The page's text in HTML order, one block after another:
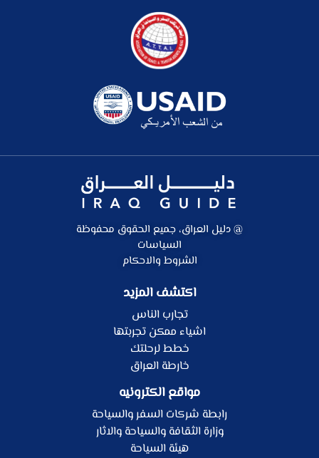
@ دليل العراق، جميع الحقوق محفوظة
السياسات
الشروط والاحكام
اكتشف المزيد
تجارب الناس
اشياء ممكن تجربتها
خطط لرحلتك
خارطة العراق
مواقع الكترونيه
رابطة شركات السفر والسياحة
وزارة الثقافة والسياحة والاثار
هيئة السياحة